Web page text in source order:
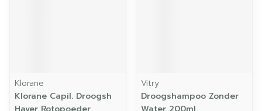
Klorane
Klorane Capil. Droogsh
Vitry
Droogshampoo Zonder